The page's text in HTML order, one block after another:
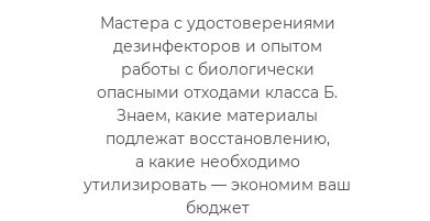
Мастера с удостоверениями
дезинфекторов и опытом
работы с биологически
опасными отходами класса Б.
Знаем, какие материалы
подлежат восстановлению,
а какие необходимо
утилизировать — экономим ваш
бюджет